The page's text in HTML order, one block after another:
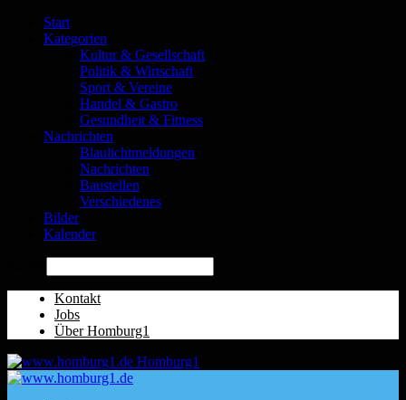
Start
Kategorien
Kultur & Gesellschaft
Politik & Wirtschaft
Sport & Vereine
Handel & Gastro
Gesundheit & Fitness
Nachrichten
Blaulichtmeldungen
Nachrichten
Baustellen
Verschiedenes
Bilder
Kalender
Kontakt
Jobs
Über Homburg1
Homburg1